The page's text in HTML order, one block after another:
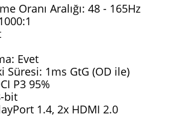
Oranı Aralığı: 48 - 165Hz
Evet
Süresi: 1ms GtG (OD ile)
P3 95%
bit
1.4, 2x HDMI 2.0